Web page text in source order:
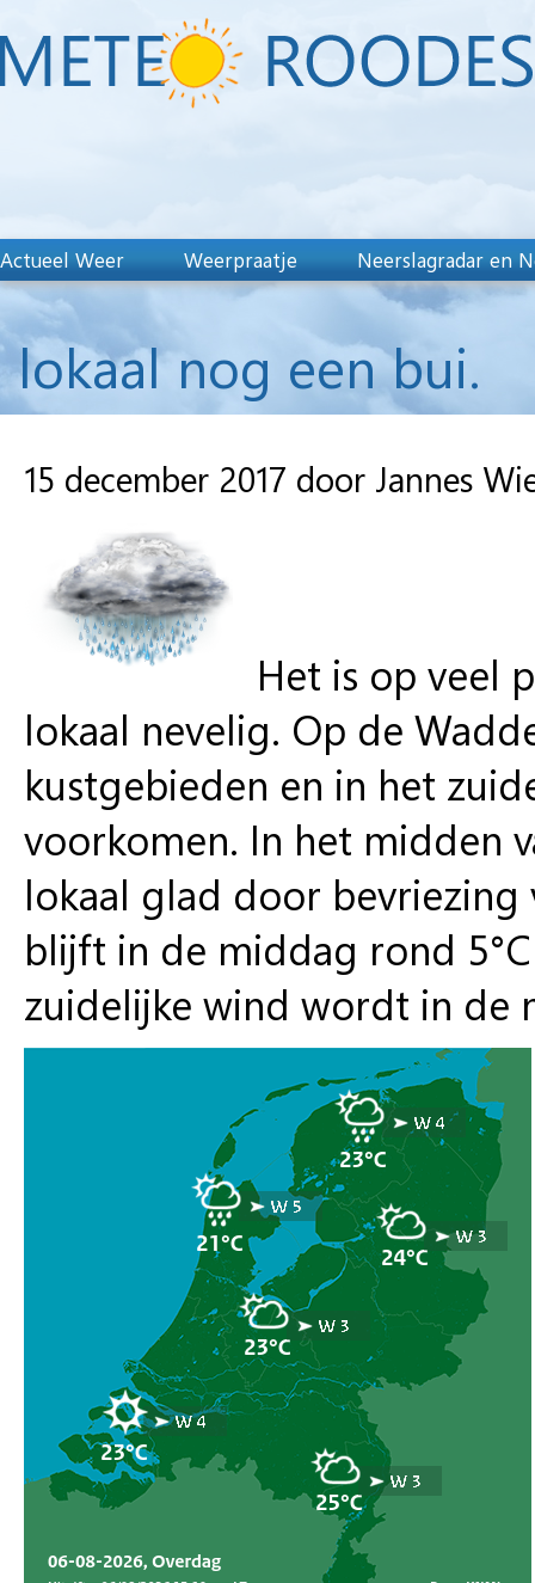
Actueel Weer Weerpraatje Neerslagradar en
lokaal nog een bui.
15 december 2017 door Jannes
Het is op veel
lokaal nevelig. Op de
kustgebieden en in het
voorkomen. In het midden
lokaal glad door
blijft in de middag rond
zuidelijke wind wordt in de